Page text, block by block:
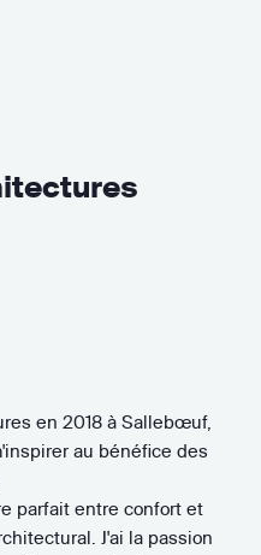
en 2018 à Sallebœuf,
au bénéfice des
parfait entre confort et
J'ai la passion